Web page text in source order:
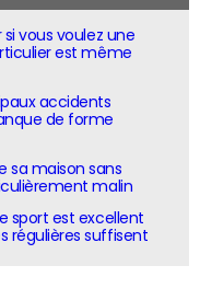
vous voulez une
est même
accidents
de forme
sa maison sans
malin
sport est excellent
régulières suffisent